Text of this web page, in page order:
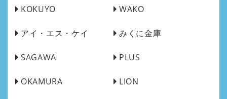
KOKUYO WAKO
アイ・エス・ケイ みくに金庫
SAGAWA PLUS
OKAMURA LION